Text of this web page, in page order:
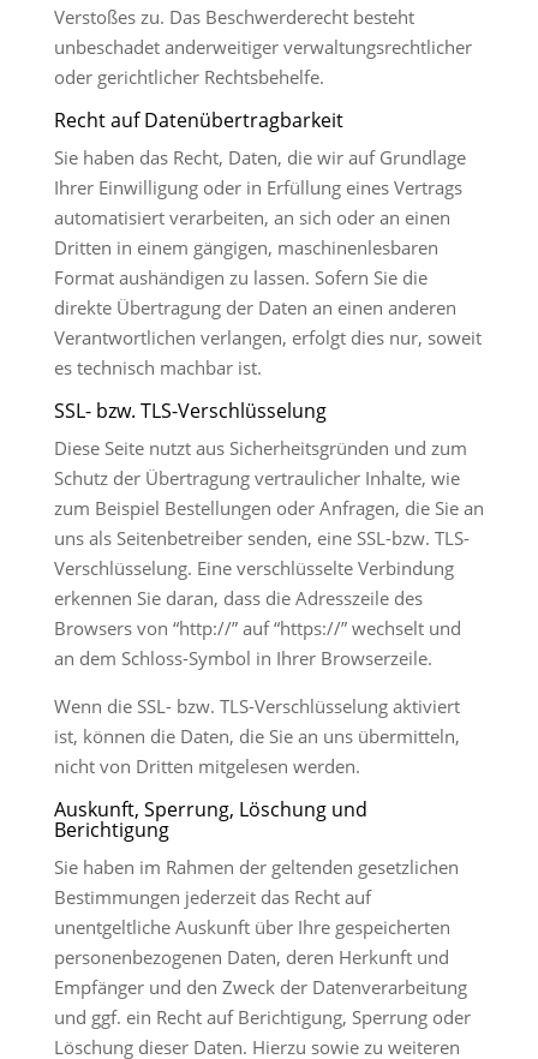
Verstoßes zu. Das Beschwerderecht besteht
unbeschadet anderweitiger verwaltungsrechtlicher
oder gerichtlicher Rechtsbehelfe.
Recht auf Datenübertragbarkeit
Sie haben das Recht, Daten, die wir auf Grundlage
Ihrer Einwilligung oder in Erfüllung eines Vertrags
automatisiert verarbeiten, an sich oder an einen
Dritten in einem gängigen, maschinenlesbaren
Format aushändigen zu lassen. Sofern Sie die
direkte Übertragung der Daten an einen anderen
Verantwortlichen verlangen, erfolgt dies nur, soweit
es technisch machbar ist.
SSL- bzw. TLS-Verschlüsselung
Diese Seite nutzt aus Sicherheitsgründen und zum
Schutz der Übertragung vertraulicher Inhalte, wie
zum Beispiel Bestellungen oder Anfragen, die Sie an
uns als Seitenbetreiber senden, eine SSL-bzw. TLS-
Verschlüsselung. Eine verschlüsselte Verbindung
erkennen Sie daran, dass die Adresszeile des
Browsers von “http://” auf “https://” wechselt und
an dem Schloss-Symbol in Ihrer Browserzeile.
Wenn die SSL- bzw. TLS-Verschlüsselung aktiviert
ist, können die Daten, die Sie an uns übermitteln,
nicht von Dritten mitgelesen werden.
Auskunft, Sperrung, Löschung und
Berichtigung
Sie haben im Rahmen der geltenden gesetzlichen
Bestimmungen jederzeit das Recht auf
unentgeltliche Auskunft über Ihre gespeicherten
personenbezogenen Daten, deren Herkunft und
Empfänger und den Zweck der Datenverarbeitung
und ggf. ein Recht auf Berichtigung, Sperrung oder
Löschung dieser Daten. Hierzu sowie zu weiteren